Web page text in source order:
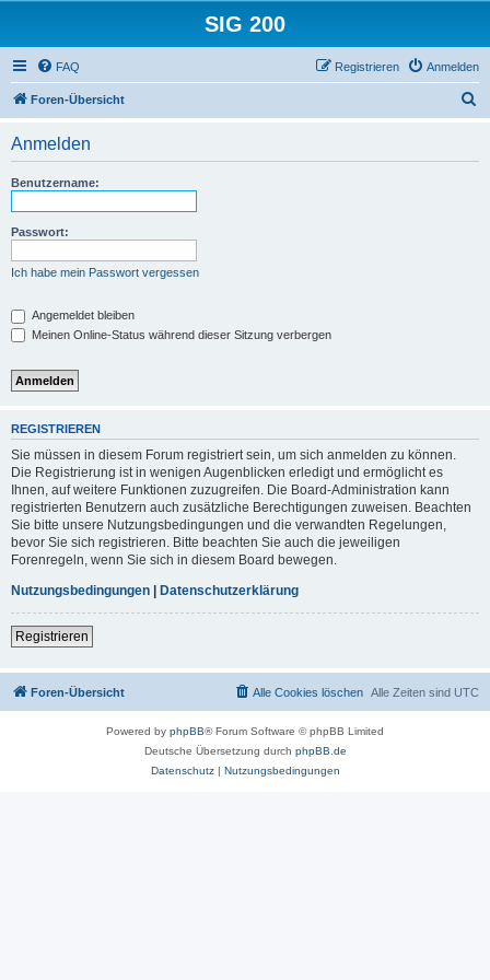
SIG 200
FAQ Anmelden
Registrieren
Foren-Übersicht
Anmelden
Benutzername:
Passwort:
Ich habe mein Passwort vergessen
Angemeldet bleiben
Meinen Online-Status während dieser Sitzung verbergen
REGISTRIEREN
Sie müssen in diesem Forum registriert sein, um sich anmelden zu können.
Die Registrierung ist in wenigen Augenblicken erledigt und ermöglicht es
Ihnen, auf weitere Funktionen zuzugreifen. Die Board-Administration kann
registrierten Benutzern auch zusätzliche Berechtigungen zuweisen. Beachten
Sie bitte unsere Nutzungsbedingungen und die verwandten Regelungen,
bevor Sie sich registrieren. Bitte beachten Sie auch die jeweiligen
Forenregeln, wenn Sie sich in diesem Board bewegen.
Nutzungsbedingungen | Datenschutzerklärung
Registrieren
Foren-Übersicht Alle Zeiten sind UTC
Alle Cookies löschen
Powered by phpBB® Forum Software © phpBB Limited
Deutsche Übersetzung durch phpBB.de
Datenschutz| Nutzungsbedingungen